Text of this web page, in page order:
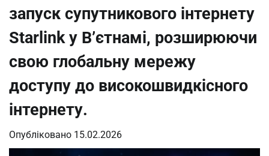
запуск супутникового інтернету
Starlink у В’єтнамі, розширюючи
свою глобальну мережу
доступу до високошвидкісного
інтернету.
Опубліковано 15.02.2026